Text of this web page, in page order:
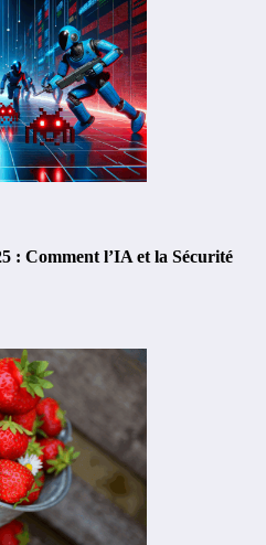
: Comment l’IA et la Sécurité